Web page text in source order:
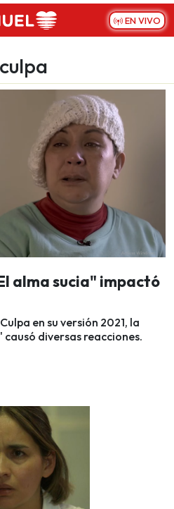
EN VIVO
alma sucia" impactó
en su versión 2021, la
diversas reacciones.